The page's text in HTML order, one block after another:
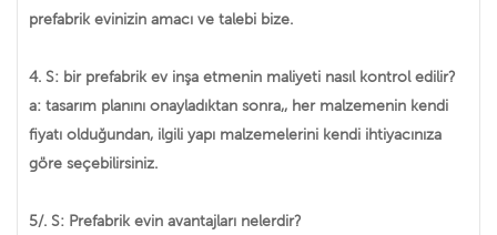
prefabrik evinizin amacı ve talebi bize.
4. S: bir prefabrik ev inşa etmenin maliyeti nasıl kontrol edilir?
a: tasarım planını onayladıktan sonra,, her malzemenin kendi
fiyatı olduğundan, ilgili yapı malzemelerini kendi ihtiyacınıza
göre seçebilirsiniz.
5/. S: Prefabrik evin avantajları nelerdir?